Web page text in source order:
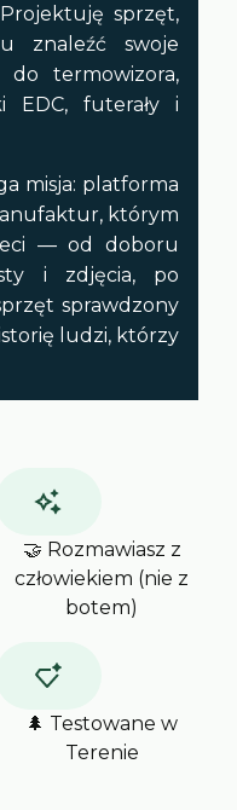
sprzęt,
znaleźć swoje
termowizora,
EDC, futerały i
misja: platforma
którym
— od doboru
i zdjęcia, po
sprawdzony
ludzi, którzy
🤝 Rozmawiasz z
człowiekiem (nie z
botem)
🌲 Testowane w
Terenie